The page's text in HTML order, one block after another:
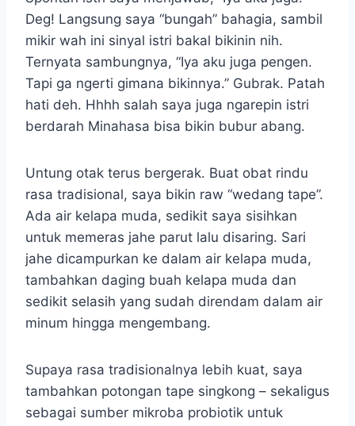
Deg! Langsung saya “bungah” bahagia, sambil
mikir wah ini sinyal istri bakal bikinin nih.
Ternyata sambungnya, “Iya aku juga pengen.
Tapi ga ngerti gimana bikinnya.” Gubrak. Patah
hati deh. Hhhh salah saya juga ngarepin istri
berdarah Minahasa bisa bikin bubur abang.
Untung otak terus bergerak. Buat obat rindu
rasa tradisional, saya bikin raw “wedang tape”.
Ada air kelapa muda, sedikit saya sisihkan
untuk memeras jahe parut lalu disaring. Sari
jahe dicampurkan ke dalam air kelapa muda,
tambahkan daging buah kelapa muda dan
sedikit selasih yang sudah direndam dalam air
minum hingga mengembang.
Supaya rasa tradisionalnya lebih kuat, saya
tambahkan potongan tape singkong – sekaligus
sebagai sumber mikroba probiotik untuk